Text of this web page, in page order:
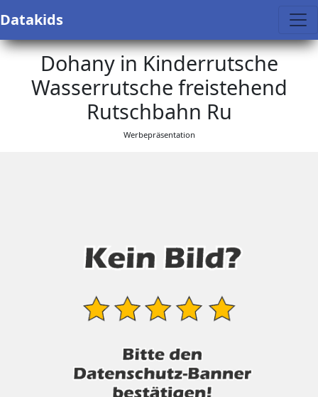
Datakids
Dohany in Kinderrutsche
Wasserrutsche freistehend
Rutschbahn Ru
Werbepräsentation